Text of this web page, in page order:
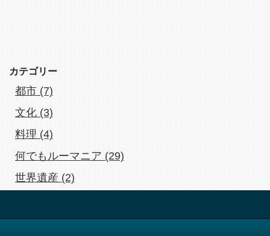
カテゴリー
都市 (7)
文化 (3)
料理 (4)
何でもルーマニア (29)
世界遺産 (2)